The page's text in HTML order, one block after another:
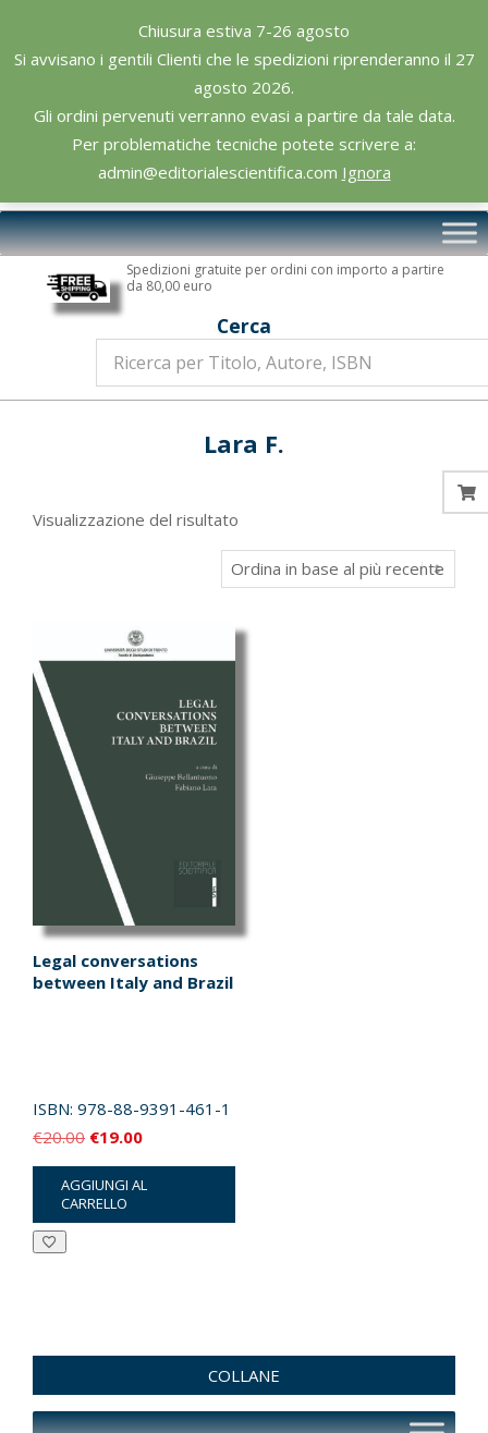
Chiusura estiva 7-26 agosto
Si avvisano i gentili Clienti che le spedizioni riprenderanno il 27
agosto 2026.
Gli ordini pervenuti verranno evasi a partire da tale data.
Per problematiche tecniche potete scrivere a:
admin@editorialescientifica.com Ignora
content
Editoriale
Scientifica
Primary
Navigation
Spedizioni gratuite per ordini con importo a partire
da 80,00 euro
Cerca
Lara F.
Visualizzazione del risultato
Legal conversations
between Italy and Brazil
ISBN: 978-88-9391-461-1
€20.00 Il
prezzo
originale
era:
€19.00Il
prezzo
attuale
è:
AGGIUNGI AL
CARRELLO
COLLANE